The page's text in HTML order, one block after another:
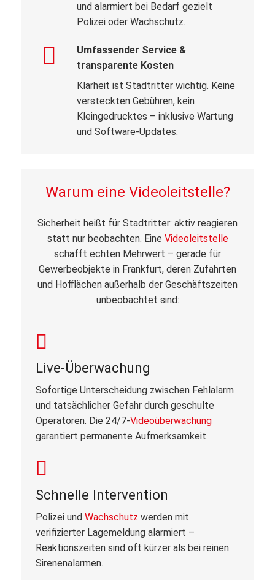
und alarmiert bei Bedarf gezielt
Polizei oder Wachschutz.
Umfassender Service &
transparente Kosten
Klarheit ist Stadtritter wichtig. Keine
versteckten Gebühren, kein
Kleingedrucktes – inklusive Wartung
und Software-Updates.
Warum eine Videoleitstelle?
Sicherheit heißt für Stadtritter: aktiv reagieren
statt nur beobachten. Eine Videoleitstelle
schafft echten Mehrwert – gerade für
Gewerbeobjekte in Frankfurt, deren Zufahrten
und Hofflächen außerhalb der Geschäftszeiten
unbeobachtet sind:
Live-Überwachung
Sofortige Unterscheidung zwischen Fehlalarm
und tatsächlicher Gefahr durch geschulte
Operatoren. Die 24/7-Videoüberwachung
garantiert permanente Aufmerksamkeit.
Schnelle Intervention
Polizei und Wachschutz werden mit
verifizierter Lagemeldung alarmiert –
Reaktionszeiten sind oft kürzer als bei reinen
Sirenenalarmen.